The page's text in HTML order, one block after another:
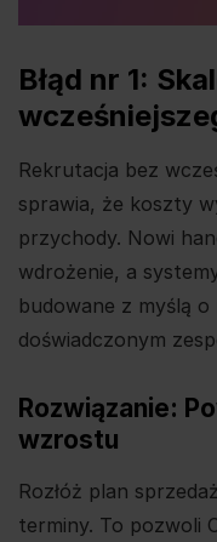
Błąd nr 1:
Rekrutacja bez
sprawia, że koszty
przychody. Nowi
wdrożenie, a
budowane z myślą o
doświadczonym
Rozwiązanie:
wzrostu
Rozłóż plan
terminy. To pozwoli